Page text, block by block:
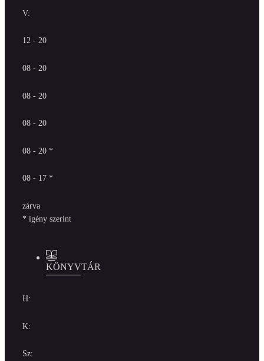
V:
12 - 20
08 - 20
08 - 20
08 - 20
08 - 20 *
08 - 17 *
zárva
* igény szerint
KÖNYVTÁR
H:
K:
Sz: